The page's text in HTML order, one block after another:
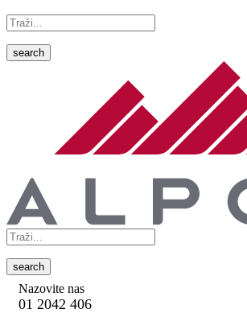
search
search
Nazovite nas
01 2042 406